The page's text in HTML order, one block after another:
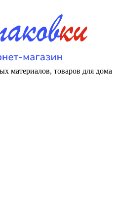
материалов, товаров для дома